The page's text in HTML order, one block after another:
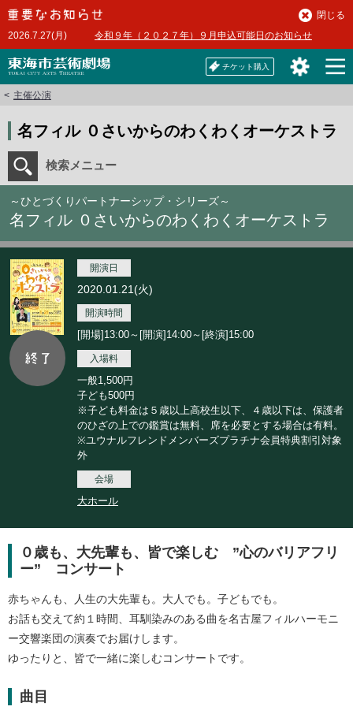
本
文
へ2026.7.27(月) 令和９年（２０２７年）９月申込可能日のお知らせ
閉じる
チケット購入
主催公演
名フィル ０さいからのわくわくオーケストラ
検索メニュー
～ひとづくりパートナーシップ・シリーズ～
名フィル ０さいからのわくわくオーケストラ
開演日
2020.01.21(火)
開演時間
[開場]13:00～[開演]14:00～[終演]15:00
入場料
一般1,500円
子ども500円
※子ども料金は５歳以上高校生以下、４歳以下は、保護者
のひざの上での鑑賞は無料、席を必要とする場合は有料。
※ユウナルフレンドメンバーズプラチナ会員特典割引対象
外
会場
大ホール
０歳も、大先輩も、皆で楽しむ ”心のバリアフリ
ー” コンサート
赤ちゃんも、人生の大先輩も。大人でも。子どもでも。
お話も交えて約１時間、耳馴染みのある曲を名古屋フィルハーモニ
ー交響楽団の演奏でお届けします。
ゆったりと、皆で一緒に楽しむコンサートです。
曲目